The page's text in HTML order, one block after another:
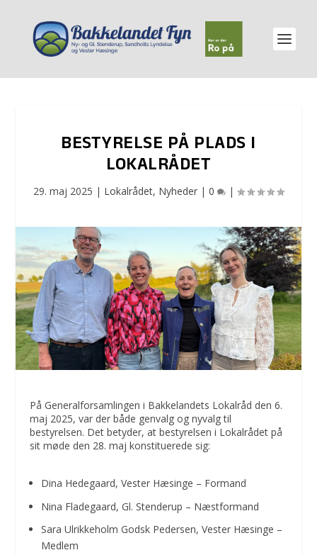
BESTYRELSE PÅ PLADS I
LOKALRÅDET
29. maj 2025 | Lokalrådet, Nyheder | 0 |
På Generalforsamlingen i Bakkelandets Lokalråd den 6.
maj 2025, var der både genvalg og nyvalg til
bestyrelsen. Det betyder, at bestyrelsen i Lokalrådet på
sit møde den 28. maj konstituerede sig:
Dina Hedegaard, Vester Hæsinge – Formand
Nina Fladegaard, Gl. Stenderup – Næstformand
Sara Ulrikkeholm Godsk Pedersen, Vester Hæsinge –
Medlem